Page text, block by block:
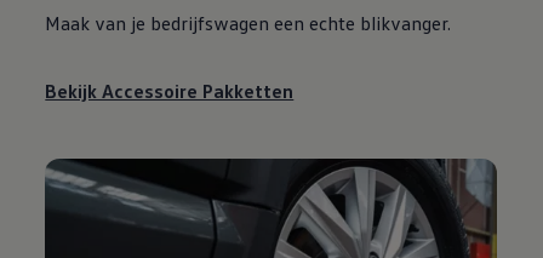
Maak van je bedrijfswagen een echte blikvanger.
Bekijk Accessoire Pakketten